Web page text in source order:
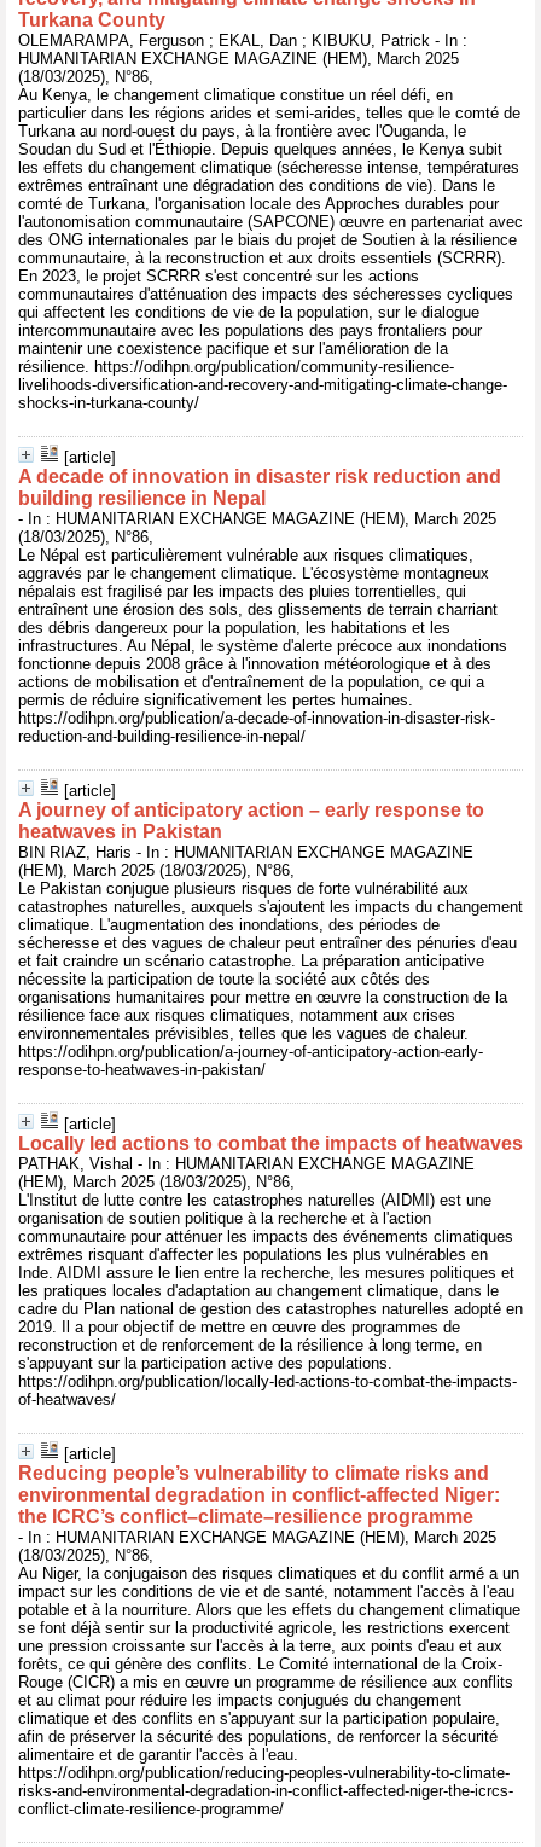
Turkana County
OLEMARAMPA, Ferguson ; EKAL, Dan ; KIBUKU, Patrick - In :
HUMANITARIAN EXCHANGE MAGAZINE (HEM), March 2025
(18/03/2025), N°86,
Au Kenya, le changement climatique constitue un réel défi, en
particulier dans les régions arides et semi-arides, telles que le comté de
Turkana au nord-ouest du pays, à la frontière avec l'Ouganda, le
Soudan du Sud et l'Éthiopie. Depuis quelques années, le Kenya subit
les effets du changement climatique (sécheresse intense, températures
extrêmes entraînant une dégradation des conditions de vie). Dans le
comté de Turkana, l'organisation locale des Approches durables pour
l'autonomisation communautaire (SAPCONE) œuvre en partenariat avec
des ONG internationales par le biais du projet de Soutien à la résilience
communautaire, à la reconstruction et aux droits essentiels (SCRRR).
En 2023, le projet SCRRR s'est concentré sur les actions
communautaires d'atténuation des impacts des sécheresses cycliques
qui affectent les conditions de vie de la population, sur le dialogue
intercommunautaire avec les populations des pays frontaliers pour
maintenir une coexistence pacifique et sur l'amélioration de la
résilience. https://odihpn.org/publication/community-resilience-
livelihoods-diversification-and-recovery-and-mitigating-climate-change-
shocks-in-turkana-county/
[article]
A decade of innovation in disaster risk reduction and
building resilience in Nepal
- In : HUMANITARIAN EXCHANGE MAGAZINE (HEM), March 2025
(18/03/2025), N°86,
Le Népal est particulièrement vulnérable aux risques climatiques,
aggravés par le changement climatique. L'écosystème montagneux
népalais est fragilisé par les impacts des pluies torrentielles, qui
entraînent une érosion des sols, des glissements de terrain charriant
des débris dangereux pour la population, les habitations et les
infrastructures. Au Népal, le système d'alerte précoce aux inondations
fonctionne depuis 2008 grâce à l'innovation météorologique et à des
actions de mobilisation et d'entraînement de la population, ce qui a
permis de réduire significativement les pertes humaines.
https://odihpn.org/publication/a-decade-of-innovation-in-disaster-risk-
reduction-and-building-resilience-in-nepal/
[article]
A journey of anticipatory action – early response to
heatwaves in Pakistan
BIN RIAZ, Haris - In : HUMANITARIAN EXCHANGE MAGAZINE
(HEM), March 2025 (18/03/2025), N°86,
Le Pakistan conjugue plusieurs risques de forte vulnérabilité aux
catastrophes naturelles, auxquels s'ajoutent les impacts du changement
climatique. L'augmentation des inondations, des périodes de
sécheresse et des vagues de chaleur peut entraîner des pénuries d'eau
et fait craindre un scénario catastrophe. La préparation anticipative
nécessite la participation de toute la société aux côtés des
organisations humanitaires pour mettre en œuvre la construction de la
résilience face aux risques climatiques, notamment aux crises
environnementales prévisibles, telles que les vagues de chaleur.
https://odihpn.org/publication/a-journey-of-anticipatory-action-early-
response-to-heatwaves-in-pakistan/
[article]
Locally led actions to combat the impacts of heatwaves
PATHAK, Vishal - In : HUMANITARIAN EXCHANGE MAGAZINE
(HEM), March 2025 (18/03/2025), N°86,
L'Institut de lutte contre les catastrophes naturelles (AIDMI) est une
organisation de soutien politique à la recherche et à l'action
communautaire pour atténuer les impacts des événements climatiques
extrêmes risquant d'affecter les populations les plus vulnérables en
Inde. AIDMI assure le lien entre la recherche, les mesures politiques et
les pratiques locales d'adaptation au changement climatique, dans le
cadre du Plan national de gestion des catastrophes naturelles adopté en
2019. Il a pour objectif de mettre en œuvre des programmes de
reconstruction et de renforcement de la résilience à long terme, en
s'appuyant sur la participation active des populations.
https://odihpn.org/publication/locally-led-actions-to-combat-the-impacts-
of-heatwaves/
[article]
Reducing people’s vulnerability to climate risks and
environmental degradation in conflict-affected Niger:
the ICRC’s conflict–climate–resilience programme
- In : HUMANITARIAN EXCHANGE MAGAZINE (HEM), March 2025
(18/03/2025), N°86,
Au Niger, la conjugaison des risques climatiques et du conflit armé a un
impact sur les conditions de vie et de santé, notamment l'accès à l'eau
potable et à la nourriture. Alors que les effets du changement climatique
se font déjà sentir sur la productivité agricole, les restrictions exercent
une pression croissante sur l'accès à la terre, aux points d'eau et aux
forêts, ce qui génère des conflits. Le Comité international de la Croix-
Rouge (CICR) a mis en œuvre un programme de résilience aux conflits
et au climat pour réduire les impacts conjugués du changement
climatique et des conflits en s'appuyant sur la participation populaire,
afin de préserver la sécurité des populations, de renforcer la sécurité
alimentaire et de garantir l'accès à l'eau.
https://odihpn.org/publication/reducing-peoples-vulnerability-to-climate-
risks-and-environmental-degradation-in-conflict-affected-niger-the-icrcs-
conflict-climate-resilience-programme/